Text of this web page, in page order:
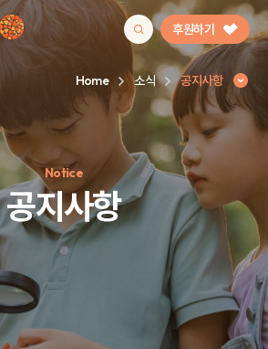
후원하기
이스#캠페인#팬덤후원
Home 소식 공지사항
Notice
공지사항